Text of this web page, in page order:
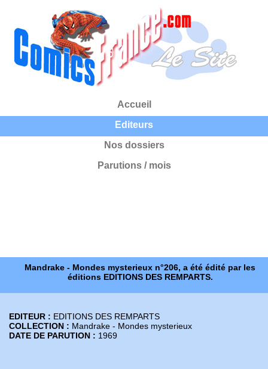
Accueil
Editeurs
Nos dossiers
Parutions / mois
Mandrake - Mondes mysterieux n°206, a été édité par les
éditions EDITIONS DES REMPARTS.
EDITEUR : EDITIONS DES REMPARTS
COLLECTION : Mandrake - Mondes mysterieux
DATE DE PARUTION : 1969